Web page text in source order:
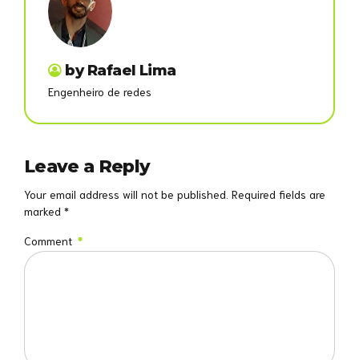
by Rafael Lima
Engenheiro de redes
Leave a Reply
Your email address will not be published. Required fields are
marked *
Comment *